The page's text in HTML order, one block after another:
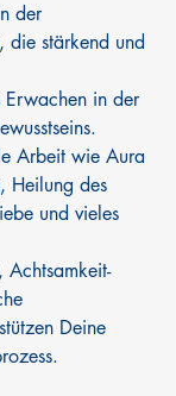
der
die stärkend und
Erwachen in der
Arbeit wie Aura
Heilung des
und vieles
Deine